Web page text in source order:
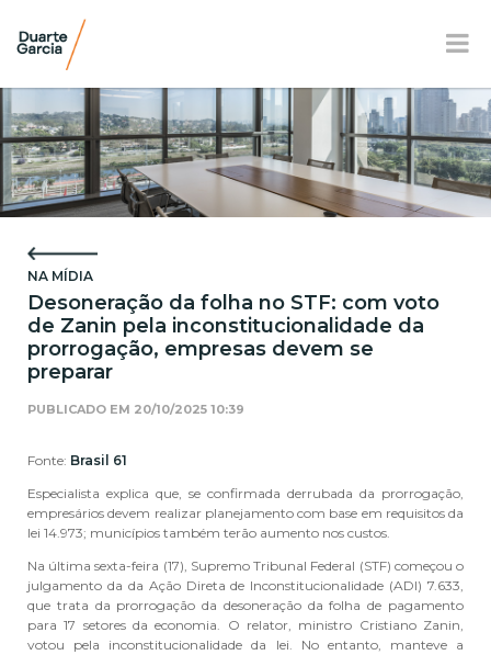
APRESENTAÇÃO
ATUAÇÃO
NOTÍCIAS E E-BOOK
LOCALIZAÇÃO
BR EN FR
NA MÍDIA
Desoneração da folha no STF: com voto
de Zanin pela inconstitucionalidade da
prorrogação, empresas devem se
preparar
PUBLICADO EM 20/10/2025 10:39
Fonte: Brasil 61
Especialista explica que, se confirmada derrubada da prorrogação,
empresários devem realizar planejamento com base em requisitos da
lei 14.973; municípios também terão aumento nos custos.
Na última sexta-feira (17), Supremo Tribunal Federal (STF) começou o
julgamento da da Ação Direta de Inconstitucionalidade (ADI) 7.633,
que trata da prorrogação da desoneração da folha de pagamento
para 17 setores da economia. O relator, ministro Cristiano Zanin,
votou pela inconstitucionalidade da lei. No entanto, manteve a